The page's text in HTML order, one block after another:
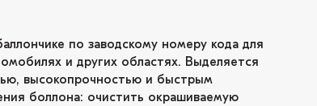
по заводскому номеру кода для
и других областях. Выделяется
высокопрочностью и быстрым
боллона: очистить окрашиваемую